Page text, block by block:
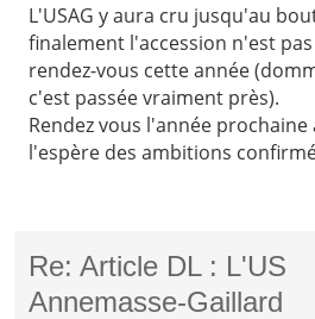
L'USAG y aura cru jusqu'au
finalement l'accession n'est
rendez-vous cette année
c'est passée vraiment près).
Rendez vous l'année prochaine
l'espère des ambitions
Re: Article DL : L'US
Annemasse-Gaillard